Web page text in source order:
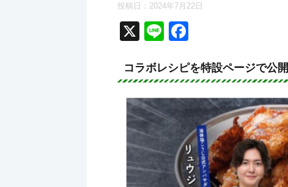
投稿日： 2024年7月22日
X
Li
e
c
e
b
o
o
k
コラボレシピを特設ページで公開